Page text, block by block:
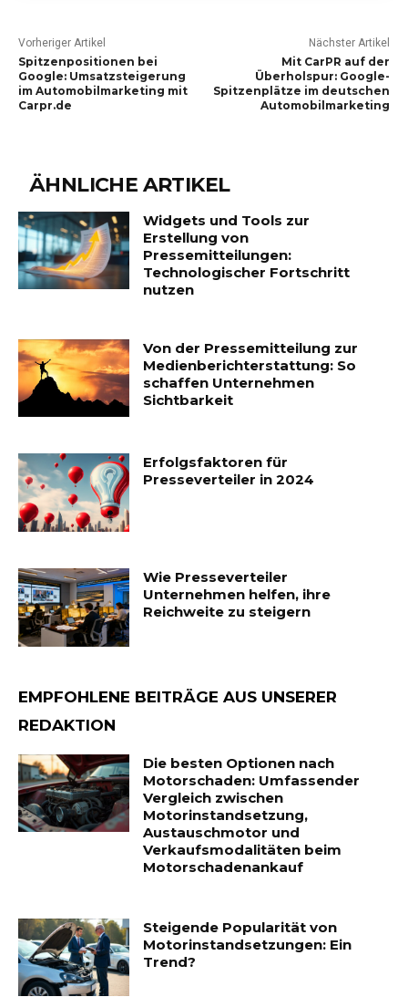
Vorheriger Artikel
Spitzenpositionen bei
Google: Umsatzsteigerung
im Automobilmarketing mit
Carpr.de
Nächster Artikel
Mit CarPR auf der
Überholspur: Google-
Spitzenplätze im deutschen
Automobilmarketing
ÄHNLICHE ARTIKEL
Widgets und Tools zur
Erstellung von
Pressemitteilungen:
Technologischer Fortschritt
nutzen
Von der Pressemitteilung zur
Medienberichterstattung: So
schaffen Unternehmen
Sichtbarkeit
Erfolgsfaktoren für
Presseverteiler in 2024
Wie Presseverteiler
Unternehmen helfen, ihre
Reichweite zu steigern
EMPFOHLENE BEITRÄGE AUS UNSERER
REDAKTION
Die besten Optionen nach
Motorschaden: Umfassender
Vergleich zwischen
Motorinstandsetzung,
Austauschmotor und
Verkaufsmodalitäten beim
Motorschadenankauf
Steigende Popularität von
Motorinstandsetzungen: Ein
Trend?